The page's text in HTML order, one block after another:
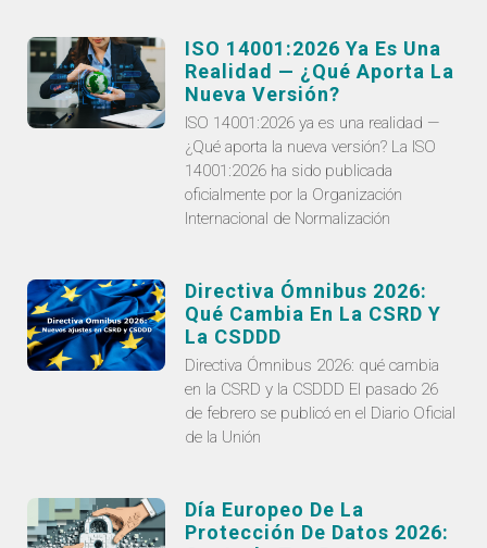
ISO 14001:2026 Ya Es Una
Realidad — ¿Qué Aporta La
Nueva Versión?
ISO 14001:2026 ya es una realidad —
¿Qué aporta la nueva versión? La ISO
14001:2026 ha sido publicada
oficialmente por la Organización
Internacional de Normalización
Directiva Ómnibus 2026:
Qué Cambia En La CSRD Y
La CSDDD
Directiva Ómnibus 2026: qué cambia
en la CSRD y la CSDDD El pasado 26
de febrero se publicó en el Diario Oficial
de la Unión
Día Europeo De La
Protección De Datos 2026: